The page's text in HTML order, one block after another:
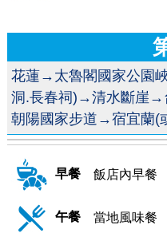
花蓮→太魯閣國家公園
洞.長春祠)→清水斷崖
朝陽國家步道→宿宜蘭(
早餐 飯店內早餐
午餐 當地風味餐